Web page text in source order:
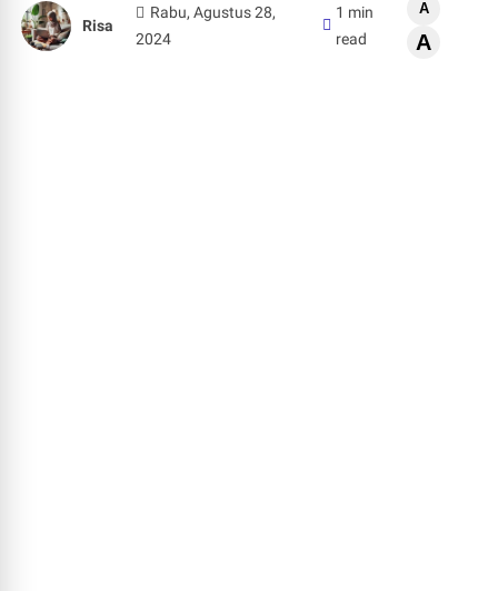
Risa
Rabu, Agustus 28,
2024
1 min
read
A
A